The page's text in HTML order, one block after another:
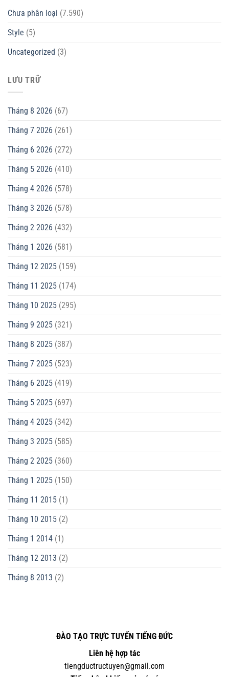
Chưa phân loại (7.590)
Style (5)
Uncategorized (3)
LƯU TRỮ
Tháng 8 2026 (67)
Tháng 7 2026 (261)
Tháng 6 2026 (272)
Tháng 5 2026 (410)
Tháng 4 2026 (578)
Tháng 3 2026 (578)
Tháng 2 2026 (432)
Tháng 1 2026 (581)
Tháng 12 2025 (159)
Tháng 11 2025 (174)
Tháng 10 2025 (295)
Tháng 9 2025 (321)
Tháng 8 2025 (387)
Tháng 7 2025 (523)
Tháng 6 2025 (419)
Tháng 5 2025 (697)
Tháng 4 2025 (342)
Tháng 3 2025 (585)
Tháng 2 2025 (360)
Tháng 1 2025 (150)
Tháng 11 2015 (1)
Tháng 10 2015 (2)
Tháng 1 2014 (1)
Tháng 12 2013 (2)
Tháng 8 2013 (2)
ĐÀO TẠO TRỰC TUYẾN TIẾNG ĐỨC
Liên hệ hợp tác
tiengductructuyen@gmail.com